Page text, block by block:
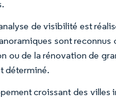
de visibilité est
sont
ou de la rénovation de
déterminé.
croissant des villes